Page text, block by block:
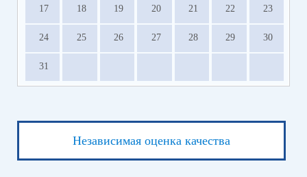
17 18 19 20 21 22 23
24 25 26 27 28 29 30
31
Независимая оценка качества